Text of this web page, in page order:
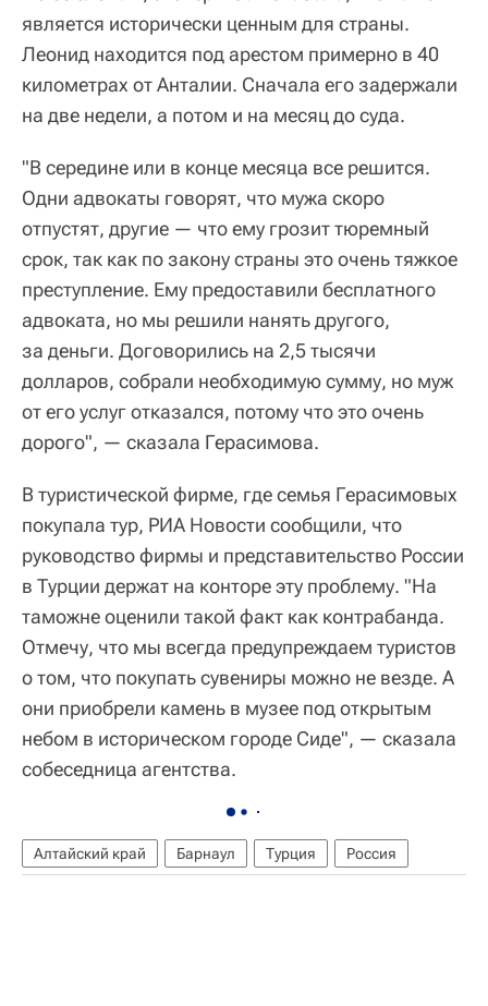
является исторически ценным для страны.
Леонид находится под арестом примерно в 40
километрах от Анталии. Сначала его задержали
на две недели, а потом и на месяц до суда.
"В середине или в конце месяца все решится.
Одни адвокаты говорят, что мужа скоро
отпустят, другие — что ему грозит тюремный
срок, так как по закону страны это очень тяжкое
преступление. Ему предоставили бесплатного
адвоката, но мы решили нанять другого,
за деньги. Договорились на 2,5 тысячи
долларов, собрали необходимую сумму, но муж
от его услуг отказался, потому что это очень
дорого", — сказала Герасимова.
В туристической фирме, где семья Герасимовых
покупала тур, РИА Новости сообщили, что
руководство фирмы и представительство России
в Турции держат на конторе эту проблему. "На
таможне оценили такой факт как контрабанда.
Отмечу, что мы всегда предупреждаем туристов
о том, что покупать сувениры можно не везде. А
они приобрели камень в музее под открытым
небом в историческом городе Сиде", — сказала
собеседница агентства.
Алтайский край Барнаул Турция Россия